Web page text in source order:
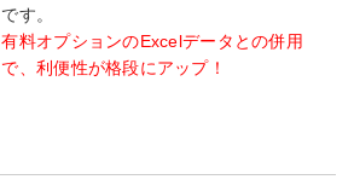
です。
有料オプションのExcelデータとの併用
で、利便性が格段にアップ！